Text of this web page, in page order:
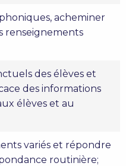
acheminer
renseignements
des élèves et
des informations
élèves et au
variés et répondre
routinière;